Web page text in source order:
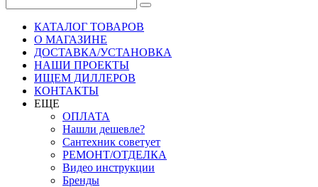
КАТАЛОГ ТОВАРОВ
О МАГАЗИНЕ
ДОСТАВКА/УСТАНОВКА
НАШИ ПРОЕКТЫ
ИЩЕМ ДИЛЛЕРОВ
КОНТАКТЫ
ЕЩЕ
ОПЛАТА
Нашли дешевле?
Сантехник советует
РЕМОНТ/ОТДЕЛКА
Видео инструкции
Бренды